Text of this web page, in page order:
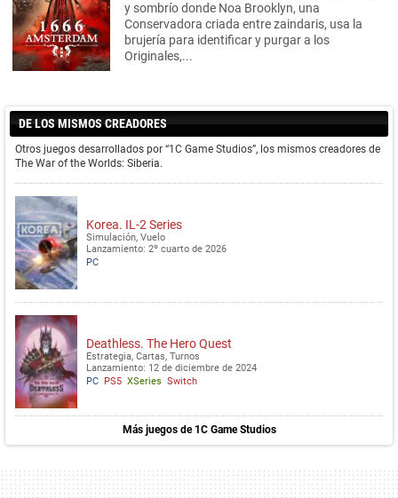
y sombrío donde Noa Brooklyn, una
Conservadora criada entre zaindaris, usa la
brujería para identificar y purgar a los
Originales,...
DE LOS MISMOS CREADORES
Otros juegos desarrollados por “1C Game Studios”, los mismos creadores de
The War of the Worlds: Siberia.
Korea. IL-2 Series
Simulación, Vuelo
Lanzamiento: 2º cuarto de 2026
PC
Deathless. The Hero Quest
Estrategia, Cartas, Turnos
Lanzamiento: 12 de diciembre de 2024
PC PS5 XSeries Switch
Más juegos de 1C Game Studios